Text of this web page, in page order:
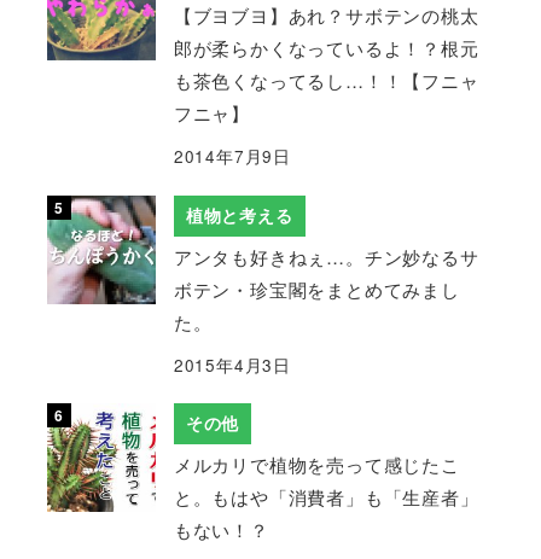
【ブヨブヨ】あれ？サボテンの桃太
郎が柔らかくなっているよ！？根元
も茶色くなってるし…！！【フニャ
フニャ】
2014年7月9日
植物と考える
アンタも好きねぇ…。チン妙なるサ
ボテン・珍宝閣をまとめてみまし
た。
2015年4月3日
その他
メルカリで植物を売って感じたこ
と。もはや「消費者」も「生産者」
もない！？